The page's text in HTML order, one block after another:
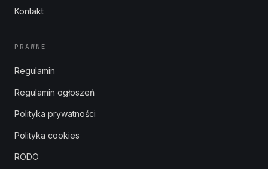
Kontakt
PRAWNE
Regulamin
Regulamin ogłoszeń
Polityka prywatności
Polityka cookies
RODO